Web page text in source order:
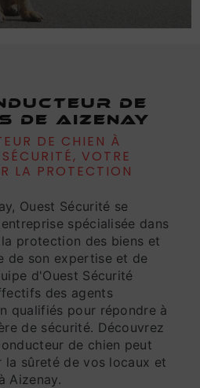
de
de Aizenay
DE CHIEN À
VOTRE
LA PROTECTION
Ouest Sécurité se
spécialisée dans
protection des biens et
de son expertise et de
d'Ouest Sécurité
des agents
qualifiés pour répondre à
de sécurité. Découvrez
de chien peut
sûreté de vos locaux et
Aizenay.